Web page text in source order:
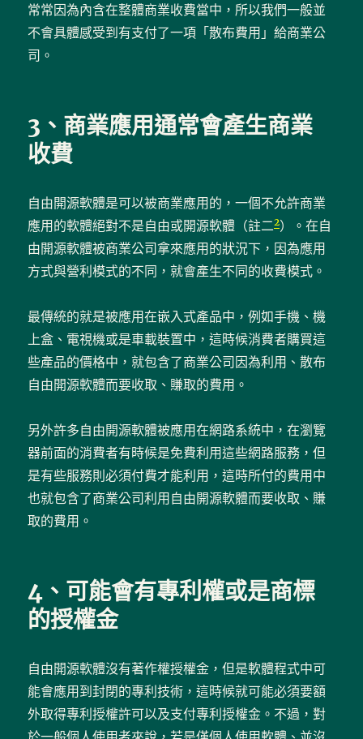
常常因為內含在整體商業收費當中，所以我們一般並
不會具體感受到有支付了一項「散布費用」給商業公
司。
3、商業應用通常會產生商業
收費
自由開源軟體是可以被商業應用的，一個不允許商業
應用的軟體絕對不是自由或開源軟體（註二2）。在自
由開源軟體被商業公司拿來應用的狀況下，因為應用
方式與營利模式的不同，就會產生不同的收費模式。
最傳統的就是被應用在嵌入式產品中，例如手機、機
上盒、電視機或是車載裝置中，這時候消費者購買這
些產品的價格中，就包含了商業公司因為利用、散布
自由開源軟體而要收取、賺取的費用。
另外許多自由開源軟體被應用在網路系統中，在瀏覽
器前面的消費者有時候是免費利用這些網路服務，但
是有些服務則必須付費才能利用，這時所付的費用中
也就包含了商業公司利用自由開源軟體而要收取、賺
取的費用。
4、可能會有專利權或是商標
的授權金
自由開源軟體沒有著作權授權金，但是軟體程式中可
能會應用到封閉的專利技術，這時候就可能必須要額
外取得專利授權許可以及支付專利授權金。不過，對